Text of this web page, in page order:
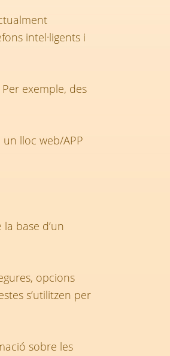
intel·ligents i
exemple, des
lloc web/APP
base d’un
opcions
s’utilitzen per
sobre les